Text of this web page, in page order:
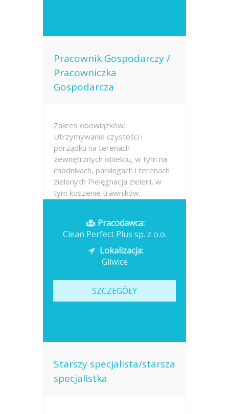
Pracownik Gospodarczy /
Pracowniczka
Gospodarcza
Zakres obowiązków:
Utrzymywanie czystości i
porządku na terenach
zewnętrznych obiektu, w tym na
chodnikach, parkingach i terenach
zielonych Pielęgnacja zieleni, w
tym koszenie trawników,
drobnych prac...
Opublikowano: 2026-07-17
Pracodawca:
Clean Perfect Plus sp. z o.o.
Lokalizacja:
Gliwice
SZCZEGÓŁY
Starszy specjalista/starsza
specjalistka